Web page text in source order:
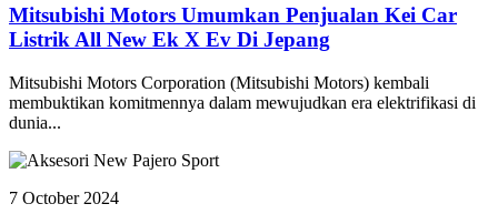
Mitsubishi Motors Umumkan Penjualan Kei Car
Listrik All New Ek X Ev Di Jepang
Mitsubishi Motors Corporation (Mitsubishi Motors) kembali
membuktikan komitmennya dalam mewujudkan era elektrifikasi di
dunia...
7 October 2024